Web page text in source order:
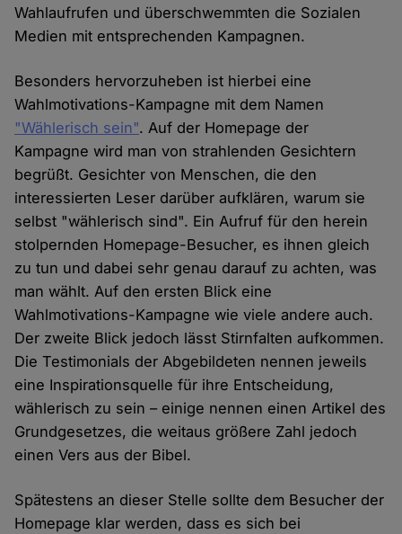
Wahlaufrufen und überschwemmten die Sozialen
Medien mit entsprechenden Kampagnen.
Besonders hervorzuheben ist hierbei eine
Wahlmotivations-Kampagne mit dem Namen
"Wählerisch sein". Auf der Homepage der
Kampagne wird man von strahlenden Gesichtern
begrüßt. Gesichter von Menschen, die den
interessierten Leser darüber aufklären, warum sie
selbst "wählerisch sind". Ein Aufruf für den herein
stolpernden Homepage-Besucher, es ihnen gleich
zu tun und dabei sehr genau darauf zu achten, was
man wählt. Auf den ersten Blick eine
Wahlmotivations-Kampagne wie viele andere auch.
Der zweite Blick jedoch lässt Stirnfalten aufkommen.
Die Testimonials der Abgebildeten nennen jeweils
eine Inspirationsquelle für ihre Entscheidung,
wählerisch zu sein – einige nennen einen Artikel des
Grundgesetzes, die weitaus größere Zahl jedoch
einen Vers aus der Bibel.
Spätestens an dieser Stelle sollte dem Besucher der
Homepage klar werden, dass es sich bei